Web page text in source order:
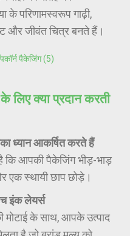
के परिणामस्वरूप गाढ़ी,
और जीवंत चित्र बनते हैं।
लिए क्या प्रदान करती
ध्यान आकर्षित करते हैं
कि आपकी पैकेजिंग भीड़-भाड़
एक स्थायी छाप छोड़े।
इंक लेयर्स
मोटाई के साथ, आपके उत्पाद